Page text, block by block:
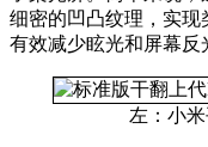
细密的凹凸纹理，实现
有效减少眩光和屏幕反
左：小